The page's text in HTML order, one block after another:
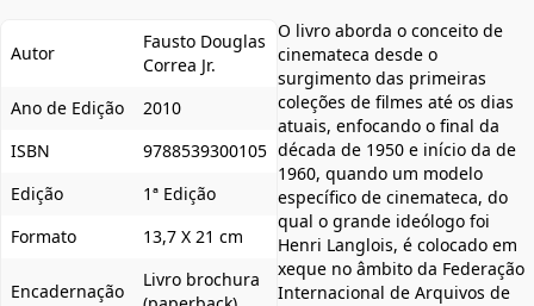
Autor
Fausto Douglas
Correa Jr.
Ano de Edição
2010
ISBN
9788539300105
Edição
1ª Edição
Formato
13,7 X 21 cm
Encadernação
Livro brochura
O livro aborda o conceito de
cinemateca desde o
surgimento das primeiras
coleções de filmes até os dias
atuais, enfocando o final da
década de 1950 e início da de
1960, quando um modelo
específico de cinemateca, do
qual o grande ideólogo foi
Henri Langlois, é colocado em
xeque no âmbito da Federação
Internacional de Arquivos de